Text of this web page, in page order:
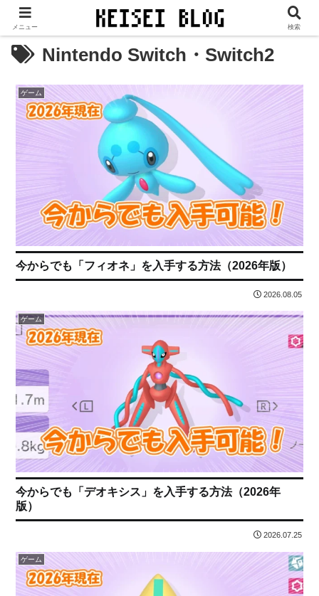
当サイトは、広告／PR等が表示されます。
Nintendo Switch・Switch2
ゲーム
今からでも「フィオネ」を入手する方法（2026年版）
2026.08.05
ゲーム
今からでも「デオキシス」を入手する方法（2026年
版）
2026.07.25
ゲーム
メニュー 検索